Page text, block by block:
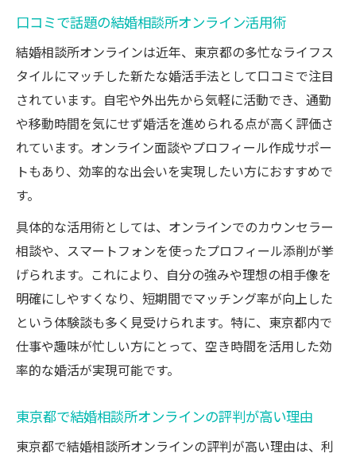
口コミで話題の結婚相談所オンライン活用術
結婚相談所オンラインは近年、東京都の多忙なライフス
タイルにマッチした新たな婚活手法として口コミで注目
されています。自宅や外出先から気軽に活動でき、通勤
や移動時間を気にせず婚活を進められる点が高く評価さ
れています。オンライン面談やプロフィール作成サポー
トもあり、効率的な出会いを実現したい方におすすめで
す。
具体的な活用術としては、オンラインでのカウンセラー
相談や、スマートフォンを使ったプロフィール添削が挙
げられます。これにより、自分の強みや理想の相手像を
明確にしやすくなり、短期間でマッチング率が向上した
という体験談も多く見受けられます。特に、東京都内で
仕事や趣味が忙しい方にとって、空き時間を活用した効
率的な婚活が実現可能です。
東京都で結婚相談所オンラインの評判が高い理由
東京都で結婚相談所オンラインの評判が高い理由は、利